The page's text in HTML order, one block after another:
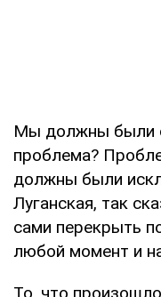
Мы должны были
проблема?
должны были
Луганская, так
сами перекрыть
любой момент и
То, что